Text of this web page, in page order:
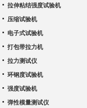
拉伸粘结强度试验机
压缩试验机
电子式试验机
打包带拉力机
拉力测试仪
环钢度试验机
强度试验机
弹性模量测试仪